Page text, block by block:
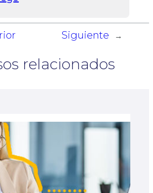
Siguiente →
relacionados